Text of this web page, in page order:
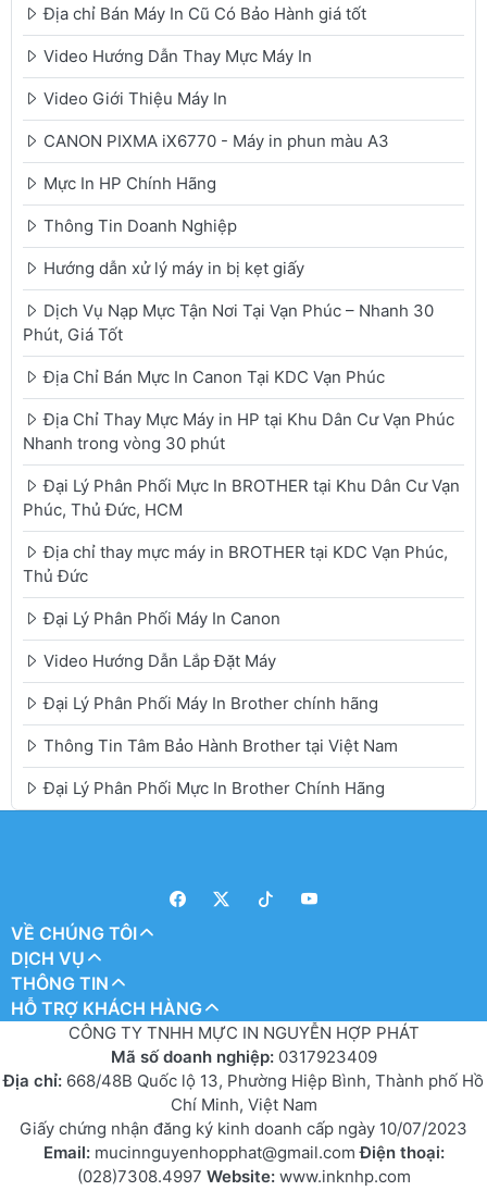
Địa chỉ Bán Máy In Cũ Có Bảo Hành giá tốt
Video Hướng Dẫn Thay Mực Máy In
Video Giới Thiệu Máy In
CANON PIXMA iX6770 - Máy in phun màu A3
Mực In HP Chính Hãng
Thông Tin Doanh Nghiệp
Hướng dẫn xử lý máy in bị kẹt giấy
Dịch Vụ Nạp Mực Tận Nơi Tại Vạn Phúc – Nhanh 30
Phút, Giá Tốt
Địa Chỉ Bán Mực In Canon Tại KDC Vạn Phúc
Địa Chỉ Thay Mực Máy in HP tại Khu Dân Cư Vạn Phúc
Nhanh trong vòng 30 phút
Đại Lý Phân Phối Mực In BROTHER tại Khu Dân Cư Vạn
Phúc, Thủ Đức, HCM
Địa chỉ thay mực máy in BROTHER tại KDC Vạn Phúc,
Thủ Đức
Đại Lý Phân Phối Máy In Canon
Video Hướng Dẫn Lắp Đặt Máy
Đại Lý Phân Phối Máy In Brother chính hãng
Thông Tin Tâm Bảo Hành Brother tại Việt Nam
Đại Lý Phân Phối Mực In Brother Chính Hãng
VỀ CHÚNG TÔI
DỊCH VỤ
THÔNG TIN
HỖ TRỢ KHÁCH HÀNG
CÔNG TY TNHH MỰC IN NGUYỄN HỢP PHÁT
Mã số doanh nghiệp: 0317923409
Địa chỉ: 668/48B Quốc lộ 13, Phường Hiệp Bình, Thành phố Hồ
Chí Minh, Việt Nam
Giấy chứng nhận đăng ký kinh doanh cấp ngày 10/07/2023
Email: mucinnguyenhopphat@gmail.comĐiện thoại:
(028)7308.4997 Website: www.inknhp.com